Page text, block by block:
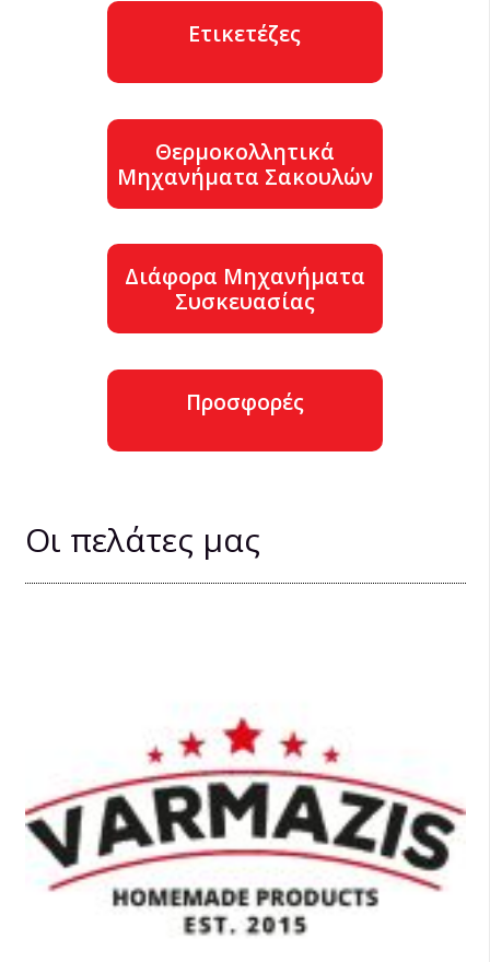
Ετικετέζες
Θερμοκολλητικά
Μηχανήματα Σακουλών
Διάφορα Μηχανήματα
Συσκευασίας
Προσφορές
Οι πελάτες μας